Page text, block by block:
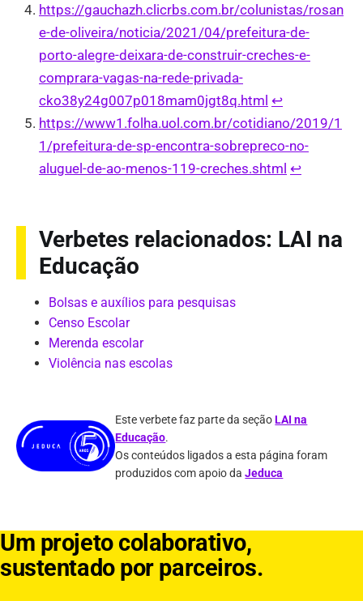
https://gauchazh.clicrbs.com.br/colunistas/rosan
e-de-oliveira/noticia/2021/04/prefeitura-de-
porto-alegre-deixara-de-construir-creches-e-
comprara-vagas-na-rede-privada-
cko38y24g007p018mam0jgt8q.html ↩︎
https://www1.folha.uol.com.br/cotidiano/2019/1
1/prefeitura-de-sp-encontra-sobrepreco-no-
aluguel-de-ao-menos-119-creches.shtml ↩︎
Verbetes relacionados: LAI na
Educação
Bolsas e auxílios para pesquisas
Censo Escolar
Merenda escolar
Violência nas escolas
Este verbete faz parte da seçãoLAI na
Educação.
Os conteúdos ligados a esta página foram
produzidos com apoio daJeduca
Um projeto colaborativo,
sustentado por parceiros.